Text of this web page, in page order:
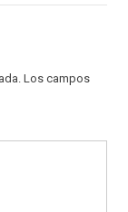
Los campos